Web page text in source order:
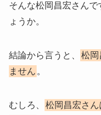
そんな松岡昌宏さん
ょうか。
結論から言うと、
松岡
ません 。
むしろ、
松岡昌宏さ